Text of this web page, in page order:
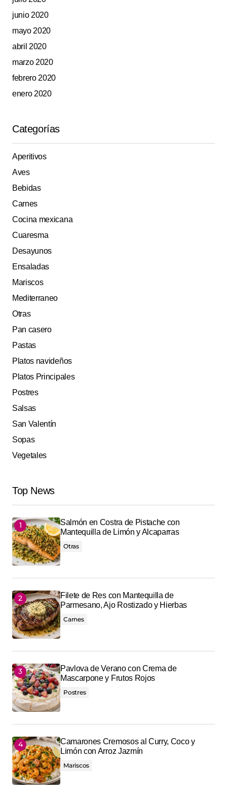
junio 2020
mayo 2020
abril 2020
marzo 2020
febrero 2020
enero 2020
Categorías
Aperitivos
Aves
Bebidas
Carnes
Cocina mexicana
Cuaresma
Desayunos
Ensaladas
Mariscos
Mediterraneo
Otras
Pan casero
Pastas
Platos navideños
Platos Principales
Postres
Salsas
San Valentín
Sopas
Vegetales
Top News
Salmón en Costra de Pistache con
Mantequilla de Limón y Alcaparras
Otras
Filete de Res con Mantequilla de
Parmesano, Ajo Rostizado y Hierbas
Carnes
Pavlova de Verano con Crema de
Mascarpone y Frutos Rojos
Postres
Camarones Cremosos al Curry, Coco y
Limón con Arroz Jazmín
Mariscos